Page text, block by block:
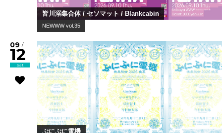
皆川溺集合体 / セソマット / Blankcabin
NEWWW vol.35
09 /
12
Sat
ぷにぷに電機